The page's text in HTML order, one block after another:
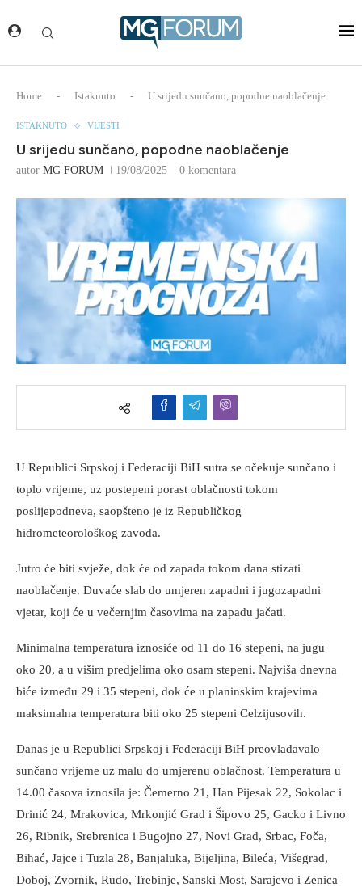
Home - Istaknuto - U srijedu sunčano, popodne naoblačenje
ISTAKNUTO VIJESTI
U srijedu sunčano, popodne naoblačenje
autor MG FORUM 19/08/2025 0 komentara
U Republici Srpskoj i Federaciji BiH sutra se očekuje sunčano i
toplo vrijeme, uz postepeni porast oblačnosti tokom
poslijepodneva, saopšteno je iz Republičkog
hidrometeorološkog zavoda.
Jutro će biti svježe, dok će od zapada tokom dana stizati
naoblačenje. Duvaće slab do umjeren zapadni i jugozapadni
vjetar, koji će u večernjim časovima na zapadu jačati.
Minimalna temperatura iznosiće od 11 do 16 stepeni, na jugu
oko 20, a u višim predjelima oko osam stepeni. Najviša dnevna
biće između 29 i 35 stepeni, dok će u planinskim krajevima
maksimalna temperatura biti oko 25 stepeni Celzijusovih.
Danas je u Republici Srpskoj i Federaciji BiH preovladavalo
sunčano vrijeme uz malu do umjerenu oblačnost. Temperatura u
14.00 časova iznosila je: Čemerno 21, Han Pijesak 22, Sokolac i
Drinić 24, Mrakovica, Mrkonjić Grad i Šipovo 25, Gacko i Livno
26, Ribnik, Srebrenica i Bugojno 27, Novi Grad, Srbac, Foča,
Bihać, Jajce i Tuzla 28, Banjaluka, Bijeljina, Bileća, Višegrad,
Doboj, Zvornik, Rudo, Trebinje, Sanski Most, Sarajevo i Zenica